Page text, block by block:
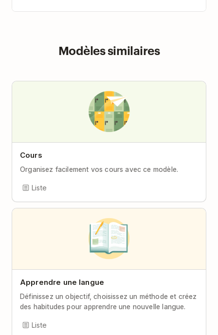
Modèles similaires
Cours
Organisez facilement vos cours avec ce modèle.
Liste
Apprendre une langue
Définissez un objectif, choisissez un méthode et créez
des habitudes pour apprendre une nouvelle langue.
Liste